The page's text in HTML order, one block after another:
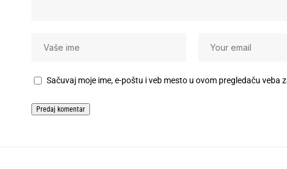
Sačuvaj moje ime, e-poštu i veb mesto u ovom pregledaču veba